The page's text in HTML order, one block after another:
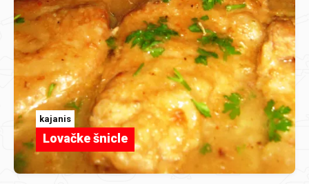
kajanis
Lovačke šnicle